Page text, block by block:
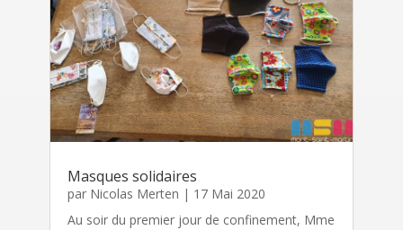
Masques solidaires
par Nicolas Merten | 17 Mai 2020
Au soir du premier jour de confinement, Mme